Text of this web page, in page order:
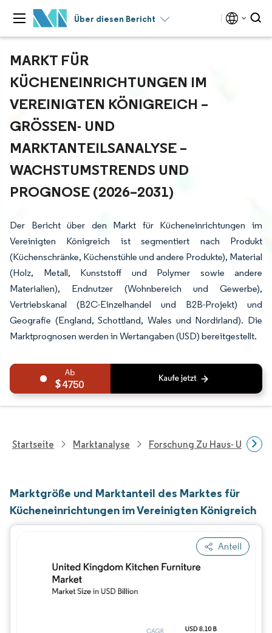
Über diesen Bericht
MARKT FÜR
KÜCHENEINRICHTUNGEN IM
VEREINIGTEN KÖNIGREICH –
GRÖSSEN- UND M
ARKTANTEILSANALYSE – W
ACHSTUMSTRENDS UND P
ROGNOSE (2026–2031)
Der Bericht über den Markt für Kücheneinrichtungen im
Vereinigten Königreich ist segmentiert nach Produkt
(Küchenschränke, Küchenstühle und andere Produkte), Material
(Holz, Metall, Kunststoff und Polymer sowie andere
Materialien), Endnutzer (Wohnbereich und Gewerbe),
Vertriebskanal (B2C-Einzelhandel und B2B-Projekt) und
Geografie (England, Schottland, Wales und Nordirland). Die
Marktprognosen werden in Wertangaben (USD) bereitgestellt.
4750
Startseite Marktanalyse Forschung Zu Haus- Und
Marktgröße und Marktanteil des Marktes für
Kücheneinrichtungen im Vereinigten Königreich
Anteil